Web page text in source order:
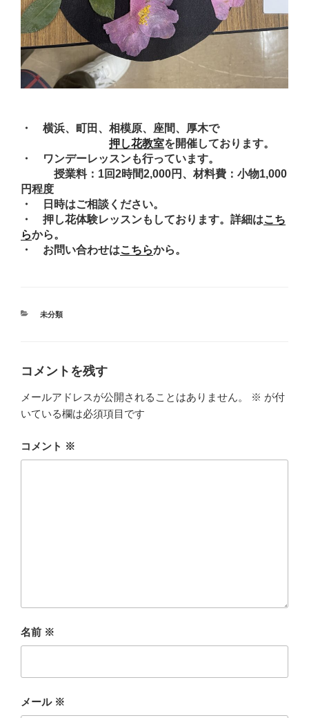
・ 横浜、町田、相模原、座間、厚木で
押し花教室を開催しております。
・ ワンデーレッスンも行っています。
授業料：1回2時間2,000円、材料費：小物1,000
円程度
・ 日時はご相談ください。
・ 押し花体験レッスンもしております。詳細はこち
らから。
・ お問い合わせはこちらから。
カ
未分類
コメントを残す
メールアドレスが公開されることはありません。 ※ が付
いている欄は必須項目です
コメント ※
名前 ※
メール ※